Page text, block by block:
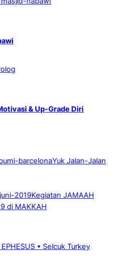
& Up-Grade Diri
Yuk Jalan-Jalan
Kegiatan JAMAAH
di MAKKAH
• Selcuk Turkey